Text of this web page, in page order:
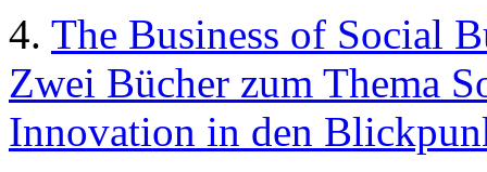
4. The Business of Social
Zwei Bücher zum Thema
Innovation in den